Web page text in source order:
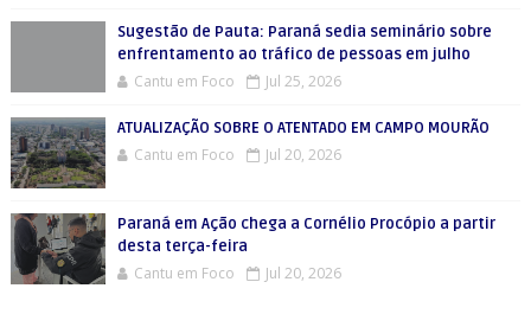
Sugestão de Pauta: Paraná sedia seminário sobre
enfrentamento ao tráfico de pessoas em julho
Cantu em Foco Jul 25, 2026
ATUALIZAÇÃO SOBRE O ATENTADO EM CAMPO MOURÃO
Cantu em Foco Jul 20, 2026
Paraná em Ação chega a Cornélio Procópio a partir
desta terça-feira
Cantu em Foco Jul 20, 2026